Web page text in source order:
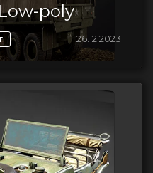
poly
26.12.2023